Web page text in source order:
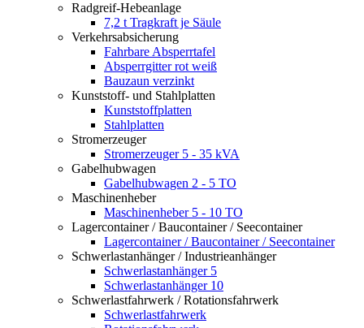
Radgreif-Hebeanlage
7,2 t Tragkraft je Säule
Verkehrsabsicherung
Fahrbare Absperrtafel
Absperrgitter rot weiß
Bauzaun verzinkt
Kunststoff- und Stahlplatten
Kunststoffplatten
Stahlplatten
Stromerzeuger
Stromerzeuger 5 - 35 kVA
Gabelhubwagen
Gabelhubwagen 2 - 5 TO
Maschinenheber
Maschinenheber 5 - 10 TO
Lagercontainer / Baucontainer / Seecontainer
Lagercontainer / Baucontainer / Seecontainer
Schwerlastanhänger / Industrieanhänger
Schwerlastanhänger 5
Schwerlastanhänger 10
Schwerlastfahrwerk / Rotationsfahrwerk
Schwerlastfahrwerk